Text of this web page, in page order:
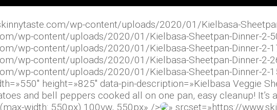
wp-content/uploads/2020/01/Kielbasa-
wp-content/uploads/2020/01/Kielbasa-Sheetpan-Dinner-2-
wp-content/uploads/2020/01/Kielbasa-Sheetpan-Dinner-2-
wp-content/uploads/2020/01/Kielbasa-Sheetpan-Dinner-2-
wp-content/uploads/2020/01/Kielbasa-Sheetpan-Dinner-2-
height=»825″ data-pin-description=»Kielbasa Veggie
and bell peppers cooked all on one pan, easy cleanup! It’s
width: 550px) 100vw, 550px» />
» srcset=»https://